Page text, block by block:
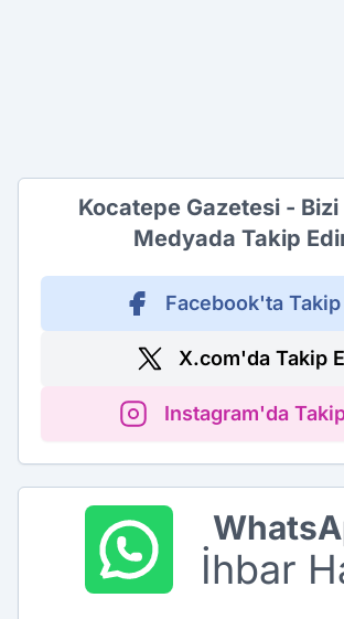
Kocatepe Gazetesi -
Medyada Takip
Facebook'ta Takip
X.com'da Takip
Instagram'da
İhbar